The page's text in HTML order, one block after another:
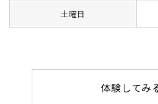
土曜日
体験してみ